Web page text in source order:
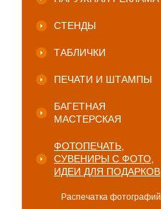
СТЕНДЫ
ТАБЛИЧКИ
ПЕЧАТИ И ШТАМПЫ
БАГЕТНАЯ
МАСТЕРСКАЯ
ФОТОПЕЧАТЬ,
СУВЕНИРЫ С ФОТО,
ИДЕИ ДЛЯ ПОДАРКОВ
Распечатка фотографий